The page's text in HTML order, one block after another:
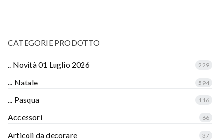
CATEGORIE PRODOTTO
.. Novità 01 Luglio 2026 229
... Natale 594
... Pasqua 116
Accessori 66
Articoli da decorare 37